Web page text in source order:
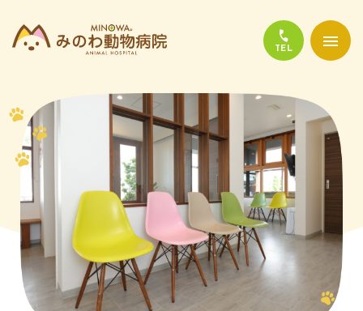
当院について
診療について
かかりやすい代表的な病気